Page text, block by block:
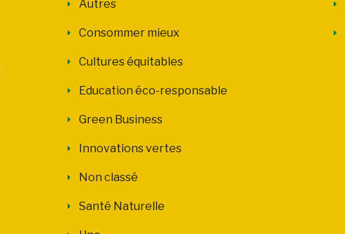
Autres
Consommer mieux
Cultures équitables
Education éco-responsable
Green Business
Innovations vertes
Non classé
Santé Naturelle